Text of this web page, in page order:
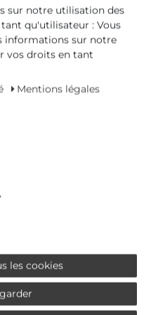
*
Jewellery
Jewellery
sur notre utilisation des
qu'utilisateur : Vous
informations sur notre
vos droits en tant
Mentions légales
les cookies